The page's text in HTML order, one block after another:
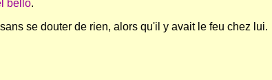
bello.
se douter de rien, alors qu'il y avait le feu chez lui.